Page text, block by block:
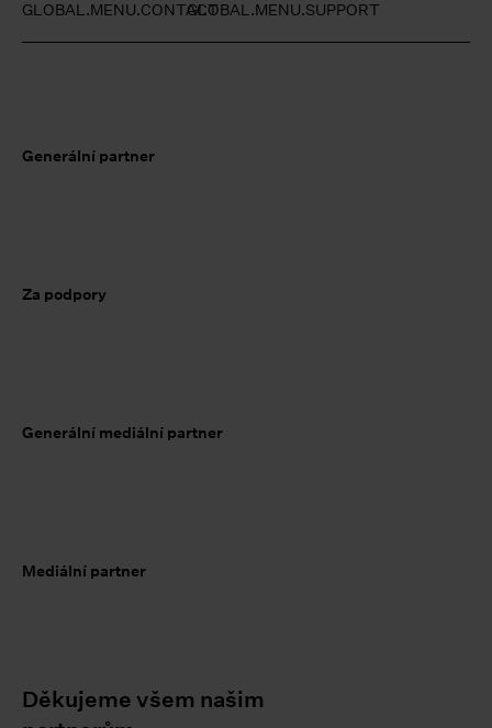
GLOBAL.MENU.CONTACTGLOBAL.MENU.SUPPORT
Generální partner
Za podpory
Generální mediální partner
Mediální partner
Děkujeme všem našim